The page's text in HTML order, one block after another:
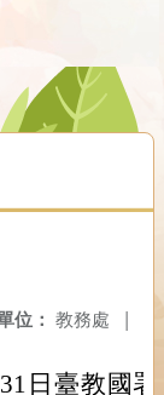
位： 教務處 |
日臺教國